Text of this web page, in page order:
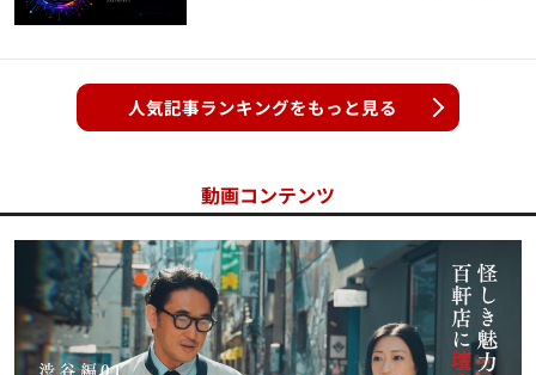
人気記事ランキングをもっと見る
動画コンテンツ